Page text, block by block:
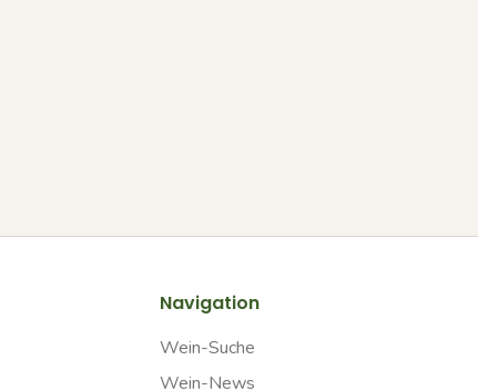
Navigation
Wein-Suche
Wein-News